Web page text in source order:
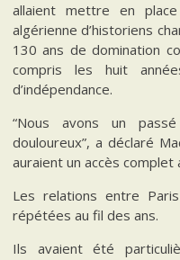
allaient mettre en
algérienne d’historiens
130 ans de domination
compris les huit
d’indépendance.
“Nous avons un
douloureux”, a déclaré
auraient un accès complet
Les relations entre
répétées au fil des ans.
Ils avaient été